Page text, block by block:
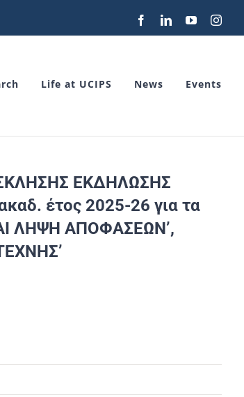
FacebookLinkedInYouTube
Life at UCIPS News Events
ΕΚΔΗΛΩΣΗΣ
έτος 2025-26 για τα
ΛΗΨΗ ΑΠΟΦΑΣΕΩΝ’,